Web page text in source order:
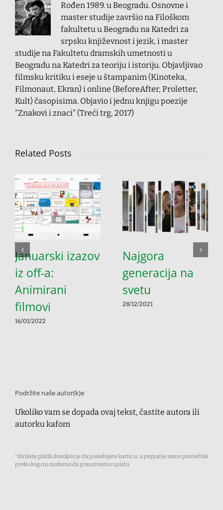
Rođen 1989. u Beogradu. Osnovne i
master studije završio na Filoškom
fakultetu u Beogradu na Katedri za
srpsku književnost i jezik, i master
studije na Fakultetu dramskih umetnosti u
Beogradu na Katedri za teoriju i istoriju. Objavljivao
filmsku kritiku i eseje u štampanim (Kinoteka,
Filmonaut, Ekran) i online (BeforeAfter, Proletter,
Kult) časopisima. Objavio i jednu knjigu poezije
"Znakovi i znaci" (Treći trg, 2017)
Related Posts
Januarski izazov
iz off-a:
Animirani
filmovi
16/01/2022
Najgora
generacija na
svetu
28/12/2021
Podržite naše autor(k)e
Ukoliko vam se dopada ovaj tekst, častite autora ili
autorku kafom
*da biste platili dovoljno je da posedujete karticu, a paypal je samo posrednik
preko kog mi možemo da preuzmemo uplatu